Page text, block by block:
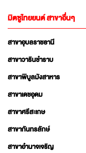
มิตซูไทยยนต์ สาขาอื่นๆ
สาขาอุบลราชธานี
สาขาวารินชำราบ
สาขาพิบูลมังสาหาร
สาขาเดชอุดม
สาขาศรีสะเกษ
สาขากันทรลักษ์
สาขาอำนาจเจริญ